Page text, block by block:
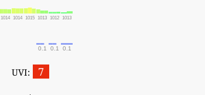
1014 1014 1015 1013 1012 1013
0.1 0.1 0.1
UVI: 7